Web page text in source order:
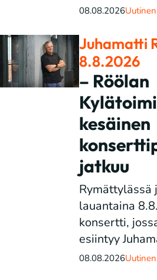
08.08.2026Uutinen
Juhamatti
8.8.2026
– Röölan
kesäinen
jatkuu
Rymättylässä
lauantaina
konsertti,
esiintyy
08.08.2026Uutinen